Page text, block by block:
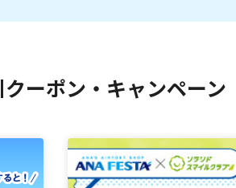
ーポン・キャンペーン